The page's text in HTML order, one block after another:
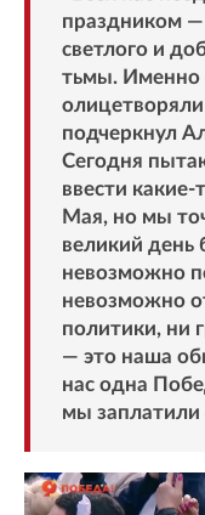
праздником
светлого и
тьмы. Именно
подчеркнул
Сегодня
ввести
Мая, но мы
великий
невозможно
невозможно
политики, ни
— это наша
нас одна
мы